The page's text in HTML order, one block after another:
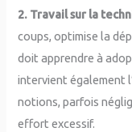
2. Travail sur la
coups, optimise la
doit apprendre à
intervient également
notions, parfois
effort excessif.